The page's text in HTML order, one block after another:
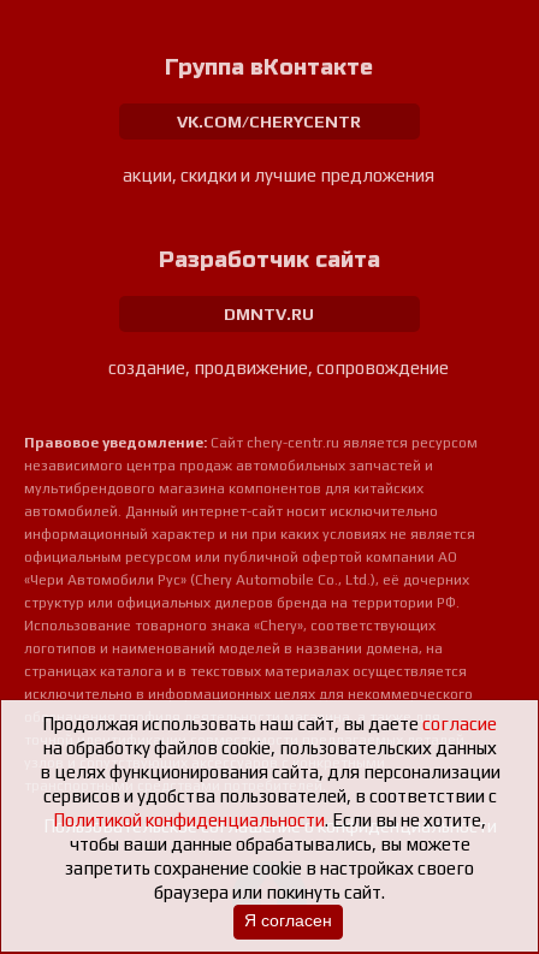
Группа вКонтакте
VK.COM/CHERYCENTR
акции, скидки и лучшие предложения
Разработчик сайта
DMNTV.RU
создание, продвижение, сопровождение
Правовое уведомление: Сайт chery-centr.ru является ресурсом
независимого центра продаж автомобильных запчастей и
мультибрендового магазина компонентов для китайских
автомобилей. Данный интернет-сайт носит исключительно
информационный характер и ни при каких условиях не является
официальным ресурсом или публичной офертой компании АО
«Чери Автомобили Рус» (Chery Automobile Co., Ltd.), её дочерних
структур или официальных дилеров бренда на территории РФ.
Использование товарного знака «Chery», соответствующих
логотипов и наименований моделей в названии домена, на
страницах каталога и в текстовых материалах осуществляется
исключительно в информационных целях для некоммерческого
обозначения профиля деятельности магазина, а также для
точной идентификации совместимости предлагаемых деталей,
узлов и сопутствующих аксессуаров с конкретными
транспортными средствами потребителей.
Пользовательское соглашение о конфиденциальности
Продолжая использовать наш сайт, вы даетесогласие
на обработку файлов cookie, пользовательских данных
в целях функционирования сайта, для персонализации
сервисов и удобства пользователей, в соответствии с
Политикой конфиденциальности. Если вы не хотите,
чтобы ваши данные обрабатывались, вы можете
запретить сохранение cookie в настройках своего
браузера или покинуть сайт.
Я согласен